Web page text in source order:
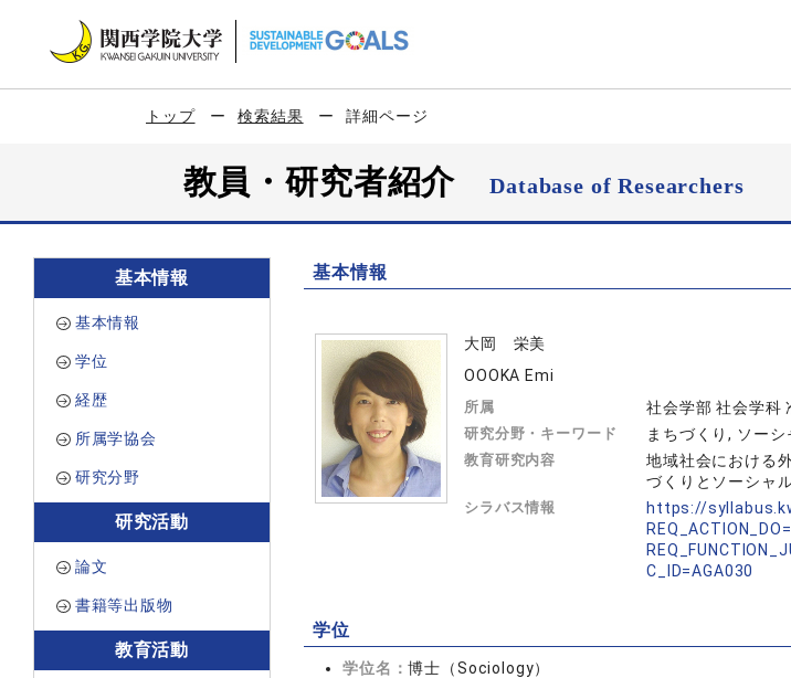
トップ 検索結果 詳細ページ
教員・研究者紹介Database of Researchers
基本情報
基本情報
学位
経歴
所属学協会
研究分野
研究活動
論文
書籍等出版物
教育活動
基本情報
大岡 栄美
OOOKA Emi
所属 社会学部 社会学科
研究分野・キーワード まちづくり, ソー
教育研究内容
地域社会における
づくりとソーシャ
シラバス情報
https://
C_ID=AGA030
学位
学位名：博士（Sociology）